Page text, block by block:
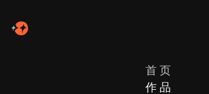
首 页
作 品